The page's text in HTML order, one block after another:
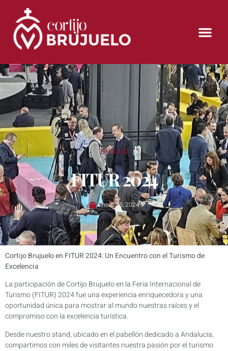
BODAS
FITUR 2024
enero 25, 2024
Cortijo Brujuelo en FITUR 2024: Un Encuentro con el Turismo de
Excelencia
La participación de Cortijo Brujuelo en la Feria Internacional de
Turismo (FITUR) 2024 fue una experiencia enriquecedora y una
oportunidad única para mostrar al mundo nuestras raíces y el
compromiso con la excelencia turística.
Desde nuestro stand, ubicado en el pabellón dedicado a Andalucía,
compartimos con miles de visitantes nuestra pasión por el turismo